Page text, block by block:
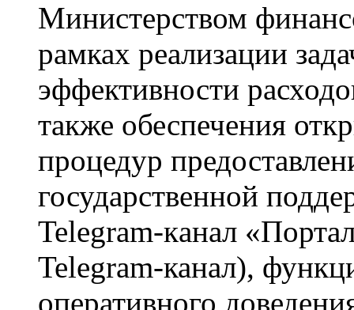
Министерством
рамках реализации
эффективности
также обеспечения
процедур
государственной
Telegram-кaнaл
Telegram-канал),
оперативного